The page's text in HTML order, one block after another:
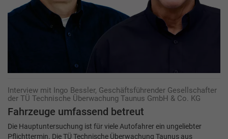
Interview mit Ingo Bessler, Geschäftsführender Gesellschafter
der TÜ Technische Überwachung Taunus GmbH & Co. KG
Fahrzeuge umfassend ­betreut
Die Hauptuntersuchung ist für viele Autofahrer ein ungeliebter
Pflichttermin. Die TÜ Technische Überwachung Taunus aus